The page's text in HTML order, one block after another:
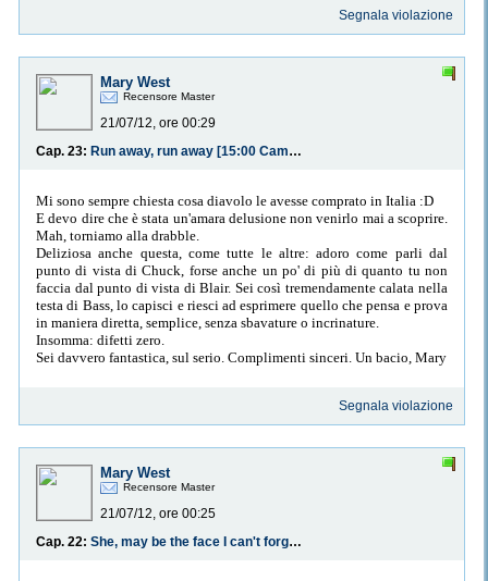
Segnala violazione
Mary West
Recensore Master
21/07/12, ore 00:29
Cap. 23:
Run away, run away [15:00 Cammino]
Mi sono sempre chiesta cosa diavolo le avesse comprato in Italia :D
E devo dire che è stata un'amara delusione non venirlo mai a scoprire.
Mah, torniamo alla drabble.
Deliziosa anche questa, come tutte le altre: adoro come parli dal
punto di vista di Chuck, forse anche un po' di più di quanto tu non
faccia dal punto di vista di Blair. Sei così tremendamente calata nella
testa di Bass, lo capisci e riesci ad esprimere quello che pensa e prova
in maniera diretta, semplice, senza sbavature o incrinature.
Insomma: difetti zero.
Sei davvero fantastica, sul serio. Complimenti sinceri. Un bacio, Mary
Segnala violazione
Mary West
Recensore Master
21/07/12, ore 00:25
Cap. 22:
She, may be the face I can't forget [14:00 Il profilo del giorno]